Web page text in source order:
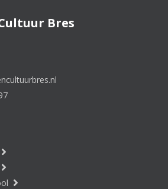
Bres